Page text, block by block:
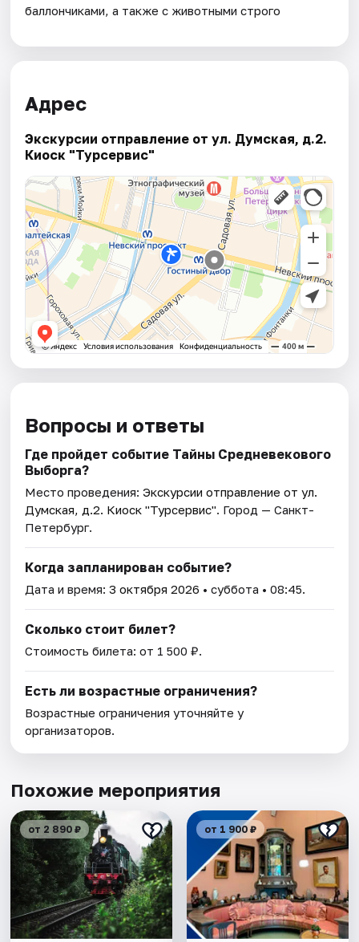
баллончиками, а также с животными строго
Адрес
Экскурсии отправление от ул. Думская, д.2.
Киоск "Турсервис"
Вопросы и ответы
Где пройдет событие Тайны Средневекового
Выборга?
Место проведения:Экскурсии отправление от ул.
Думская, д.2. Киоск "Турсервис". Город — Санкт-
Петербург.
Когда запланирован событие?
Дата и время:3 октября 2026 • суббота • 08:45.
Сколько стоит билет?
Стоимость билета: от 1 500 ₽.
Есть ли возрастные ограничения?
Возрастные ограничения уточняйте у
организаторов.
Похожие мероприятия
от 2 890 ₽ от 1 900 ₽